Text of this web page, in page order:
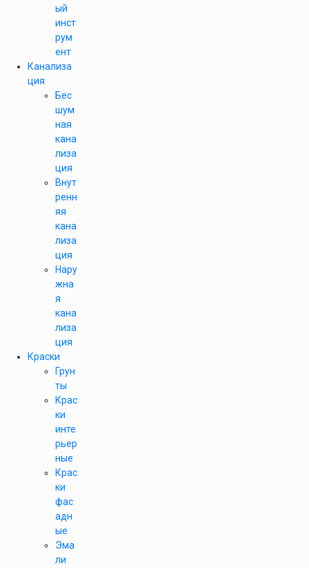
ый
инст
рум
ент
Канализа
ция
Бес
шум
ная
кана
лиза
ция
Внут
ренн
яя
кана
лиза
ция
Нару
жна
я
кана
лиза
ция
Краски
Грун
ты
Крас
ки
инте
рьер
ные
Крас
ки
фас
адн
ые
Эма
ли